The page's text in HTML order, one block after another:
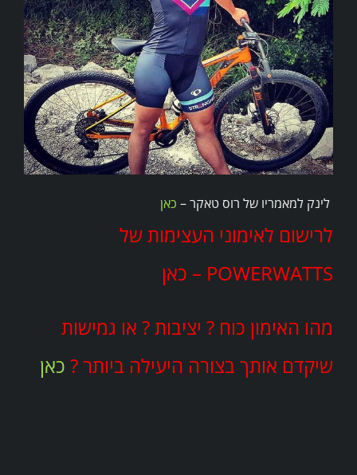
לינק למאמריו של רוס טאקר – כאן
לרישום לאימוני העצימות של
POWERWATTS – כאן
מהו האימון כוח ? יציבות ? או גמישות
שיקדם אותך בצורה היעילה ביותר ?כאן